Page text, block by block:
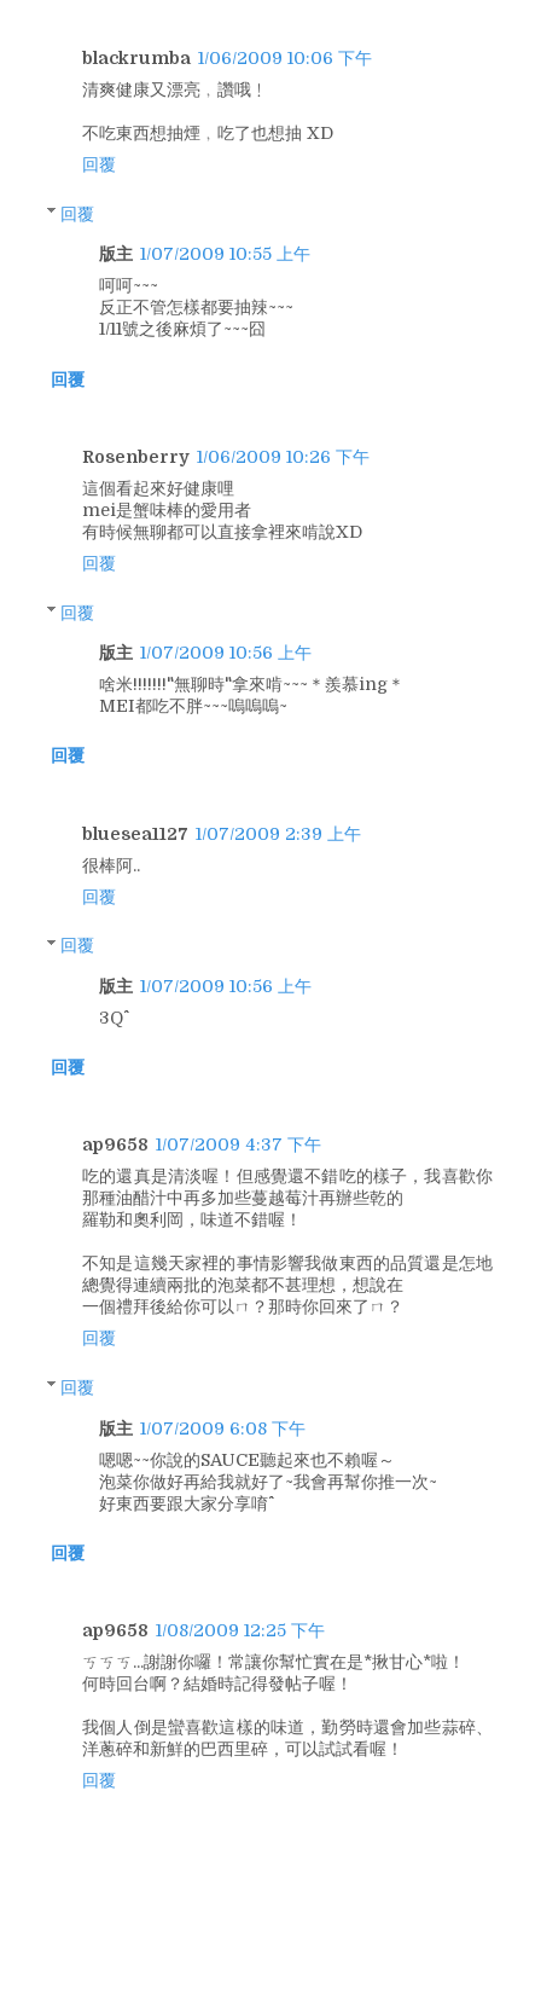
blackrumba 1/06/2009 10:06 下午
清爽健康又漂亮﹐讚哦﹗
不吃東西想抽煙﹐吃了也想抽 XD
回覆
回覆
版主 1/07/2009 10:55 上午
呵呵~~~
反正不管怎樣都要抽辣~~~
1/11號之後麻煩了~~~囧
回覆
Rosenberry 1/06/2009 10:26 下午
這個看起來好健康哩
mei是蟹味棒的愛用者
有時候無聊都可以直接拿裡來啃說XD
回覆
回覆
版主 1/07/2009 10:56 上午
啥米!!!!!!!"無聊時"拿來啃~~~＊羨慕ing＊
MEI都吃不胖~~~嗚嗚嗚~
回覆
bluesea1127 1/07/2009 2:39 上午
很棒阿..
回覆
回覆
版主 1/07/2009 10:56 上午
3Q^^
回覆
ap9658 1/07/2009 4:37 下午
吃的還真是清淡喔！但感覺還不錯吃的樣子，我喜歡你
那種油醋汁中再多加些蔓越莓汁再辦些乾的
羅勒和奧利岡，味道不錯喔！
不知是這幾天家裡的事情影響我做東西的品質還是怎地
總覺得連續兩批的泡菜都不甚理想，想說在
一個禮拜後給你可以ㄇ？那時你回來了ㄇ？
回覆
回覆
版主 1/07/2009 6:08 下午
嗯嗯~~你說的SAUCE聽起來也不賴喔～
泡菜你做好再給我就好了~我會再幫你推一次~
好東西要跟大家分享唷^^
回覆
ap9658 1/08/2009 12:25 下午
ㄎㄎㄎ...謝謝你囉！常讓你幫忙實在是*揪甘心*啦！
何時回台啊？結婚時記得發帖子喔！
我個人倒是蠻喜歡這樣的味道，勤勞時還會加些蒜碎、
洋蔥碎和新鮮的巴西里碎，可以試試看喔！
回覆